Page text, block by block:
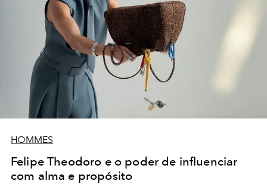
HOMMES
Felipe Theodoro e o poder de influenciar
com alma e propósito